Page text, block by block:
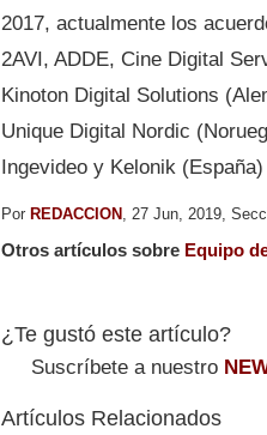
2017, actualmente los
2AVI, ADDE, Cine Digital
Kinoton Digital Solutions
Unique Digital Nordic
Ingevideo y Kelonik
Por REDACCION , 27 Jun, 2019,
Otros artículos sobre Equipo
¿Te gustó este artículo?
Suscríbete a nuestro
Artículos Relacionados